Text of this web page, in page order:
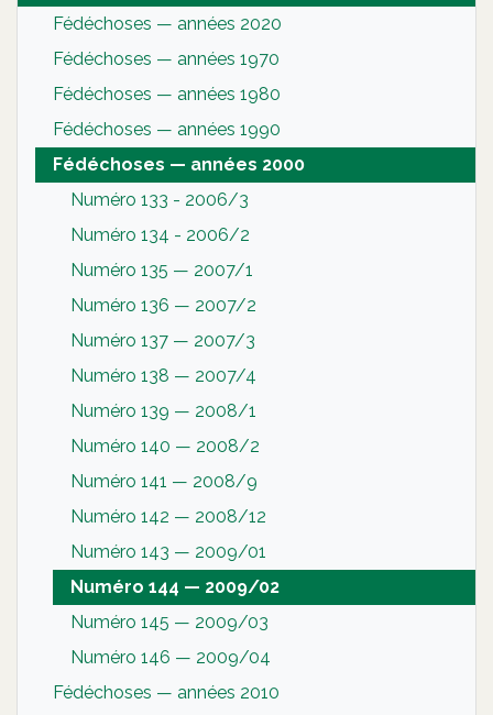
Fédéchoses — années 2020
Fédéchoses — années 1970
Fédéchoses — années 1980
Fédéchoses — années 1990
Fédéchoses — années 2000
Numéro 133 - 2006/3
Numéro 134 - 2006/2
Numéro 135 — 2007/1
Numéro 136 — 2007/2
Numéro 137 — 2007/3
Numéro 138 — 2007/4
Numéro 139 — 2008/1
Numéro 140 — 2008/2
Numéro 141 — 2008/9
Numéro 142 — 2008/12
Numéro 143 — 2009/01
Numéro 144 — 2009/02
Numéro 145 — 2009/03
Numéro 146 — 2009/04
Fédéchoses — années 2010